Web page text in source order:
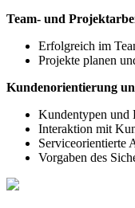
Team- und
Erfolgreich im
Projekte planen
Kundenorientierung
Kundentypen und
Interaktion mit
Serviceorientierte
Vorgaben des